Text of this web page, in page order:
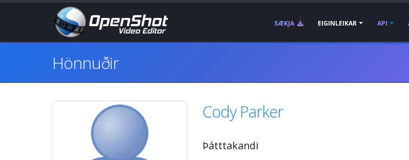
SÆKJA EIGINLEIKAR API
Hönnuðir
Cody Parker
Þátttakandi